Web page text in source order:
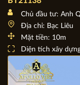
Chiêm ngưỡng
BT21138
Chủ đầu tư: Anh
Địa chỉ: Bạc Liêu
Mặt tiền: 10m